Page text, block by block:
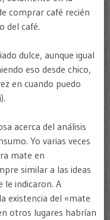
comprar café recién
del café.
dulce, aunque igual
eso desde chico,
en cuando puedo
acerca del análisis
Yo varias veces
mate en
similar a las ideas
le indicaron. A
existencia del «mate
otros lugares habrían